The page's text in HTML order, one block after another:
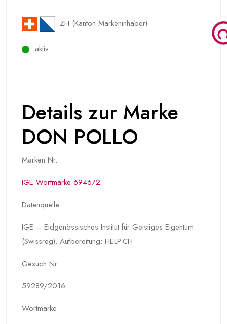
ZH (Kanton Markeninhaber)
aktiv
Details zur Marke
DON POLLO
Marken Nr.
IGE Wortmarke 694672
Datenquelle
IGE – Eidgenössisches Institut für Geistiges Eigentum
(Swissreg). Aufbereitung: HELP.CH
Gesuch Nr.
59289/2016
Wortmarke